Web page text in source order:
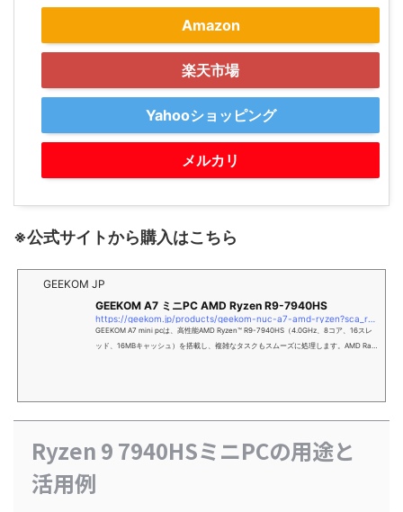
Amazon
楽天市場
Yahooショッピング
メルカリ
※公式サイトから購入はこちら
GEEKOM JP
GEEKOM A7 ミニPC AMD Ryzen R9-7940HS
GEEKOM A7 mini pcは、高性能AMD Ryzen™ R9-7940HS（4.0GHz、8コア、16スレ
ッド、16MBキャッシュ）を搭載し、複雑なタスクもスムーズに処理します。AMD Rad
Ryzen 9 7940HSミニPCの用途と
活用例